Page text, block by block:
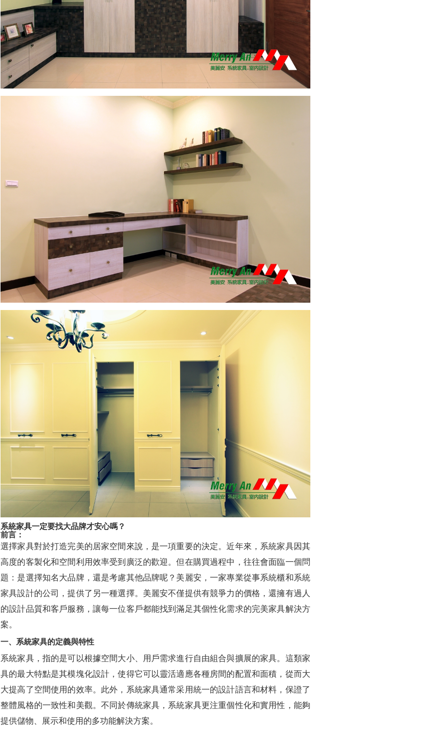
系統家具一定要找大品牌才安心嗎？
前言：
選擇家具對於打造完美的居家空間來說，是一項重要的決定。近年來，系統家具因其
高度的客製化和空間利用效率受到廣泛的歡迎。但在購買過程中，往往會面臨一個問
題：是選擇知名大品牌，還是考慮其他品牌呢？美麗安，一家專業從事系統櫃和系統
家具設計的公司，提供了另一種選擇。美麗安不僅提供有競爭力的價格，還擁有過人
的設計品質和客戶服務，讓每一位客戶都能找到滿足其個性化需求的完美家具解決方
案。
一、系統家具的定義與特性
系統家具，指的是可以根據空間大小、用戶需求進行自由組合與擴展的家具。這類家
具的最大特點是其模塊化設計，使得它可以靈活適應各種房間的配置和面積，從而大
大提高了空間使用的效率。此外，系統家具通常采用統一的設計語言和材料，保證了
整體風格的一致性和美觀。不同於傳統家具，系統家具更注重個性化和實用性，能夠
提供儲物、展示和使用的多功能解決方案。